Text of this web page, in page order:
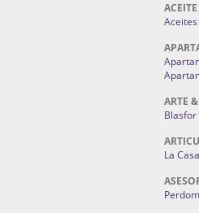
ARTE
Blasfor
La